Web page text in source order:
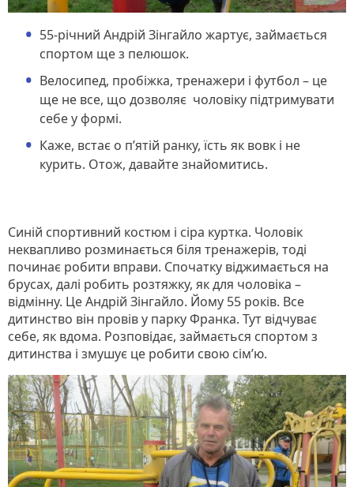
55-річний Андрій Зінгайло жартує, займається
спортом ще з пелюшок.
Велосипед, пробіжка, тренажери і футбол – це
ще не все, що дозволяє чоловіку підтримувати
себе у формі.
Каже, встає о п’ятій ранку, їсть як вовк і не
курить. Отож, давайте знайомитись.
Синій спортивний костюм і сіра куртка. Чоловік
неквапливо розминається біля тренажерів, тоді
починає робити вправи. Спочатку віджимається на
брусах, далі робить розтяжку, як для чоловіка –
відмінну. Це Андрій Зінгайло. Йому 55 років. Все
дитинство він провів у парку Франка. Тут відчуває
себе, як вдома. Розповідає, займається спортом з
дитинства і змушує це робити свою сім’ю.